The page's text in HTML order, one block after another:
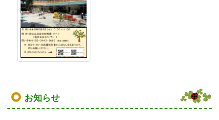
お知らせ